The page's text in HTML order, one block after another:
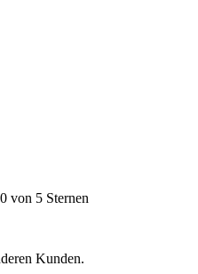
von 5 Sternen
Kunden.